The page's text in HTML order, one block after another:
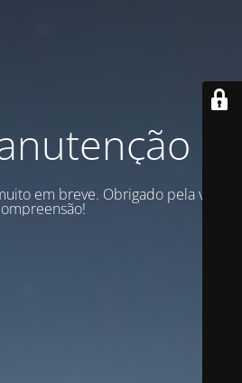
em breve. Obrigado pela vossa